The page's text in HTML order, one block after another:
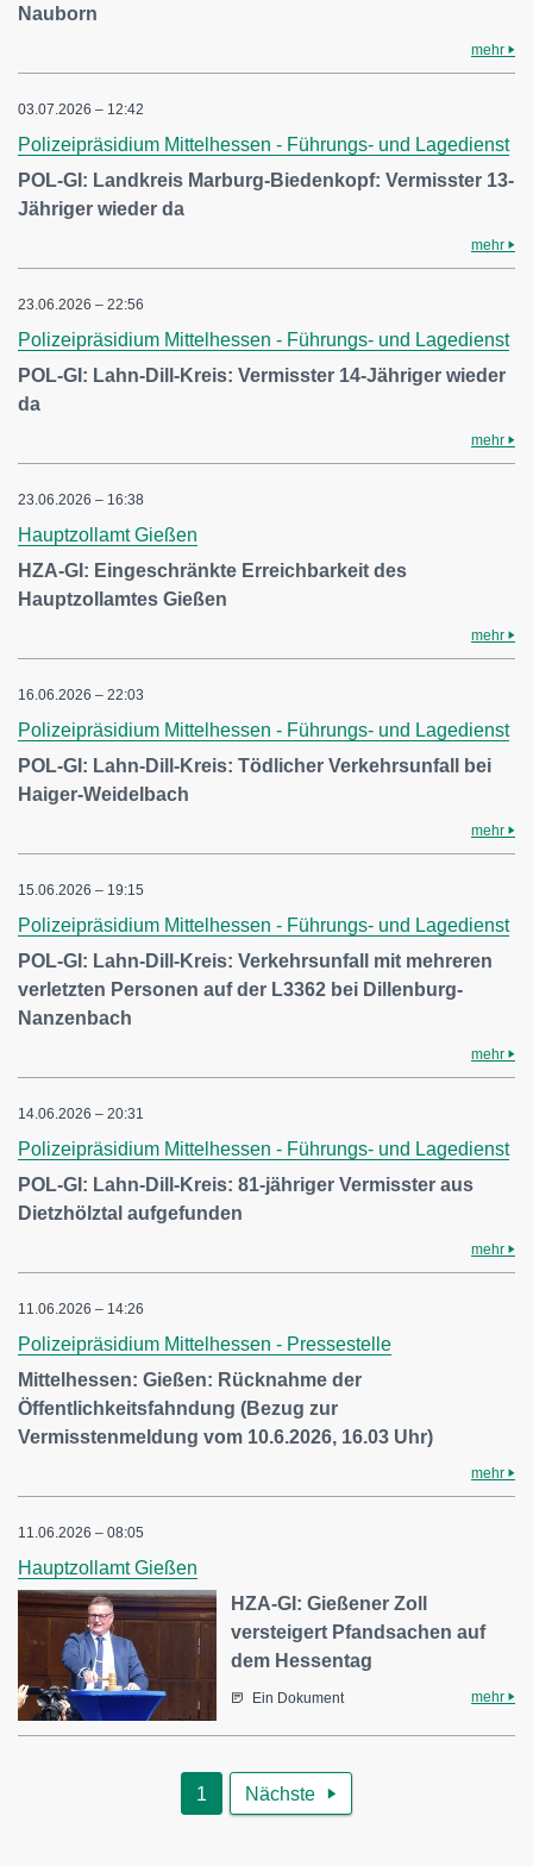
Nauborn
mehr
03.07.2026 – 12:42
Polizeipräsidium Mittelhessen - Führungs- und Lagedienst
POL-GI: Landkreis Marburg-Biedenkopf: Vermisster 13-
Jähriger wieder da
mehr
23.06.2026 – 22:56
Polizeipräsidium Mittelhessen - Führungs- und Lagedienst
POL-GI: Lahn-Dill-Kreis: Vermisster 14-Jähriger wieder
da
mehr
23.06.2026 – 16:38
Hauptzollamt Gießen
HZA-GI: Eingeschränkte Erreichbarkeit des
Hauptzollamtes Gießen
mehr
16.06.2026 – 22:03
Polizeipräsidium Mittelhessen - Führungs- und Lagedienst
POL-GI: Lahn-Dill-Kreis: Tödlicher Verkehrsunfall bei
Haiger-Weidelbach
mehr
15.06.2026 – 19:15
Polizeipräsidium Mittelhessen - Führungs- und Lagedienst
POL-GI: Lahn-Dill-Kreis: Verkehrsunfall mit mehreren
verletzten Personen auf der L3362 bei Dillenburg-
Nanzenbach
mehr
14.06.2026 – 20:31
Polizeipräsidium Mittelhessen - Führungs- und Lagedienst
POL-GI: Lahn-Dill-Kreis: 81-jähriger Vermisster aus
Dietzhölztal aufgefunden
mehr
11.06.2026 – 14:26
Polizeipräsidium Mittelhessen - Pressestelle
Mittelhessen: Gießen: Rücknahme der
Öffentlichkeitsfahndung (Bezug zur
Vermisstenmeldung vom 10.6.2026, 16.03 Uhr)
mehr
11.06.2026 – 08:05
Hauptzollamt Gießen
HZA-GI: Gießener Zoll
versteigert Pfandsachen auf
dem Hessentag
Ein Dokument mehr
1 Nächste 